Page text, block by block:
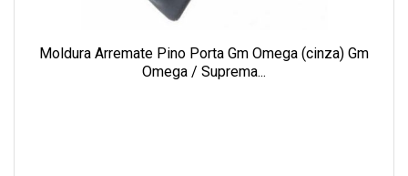
Moldura Arremate Pino Porta Gm Omega (cinza) Gm
Omega / Suprema...